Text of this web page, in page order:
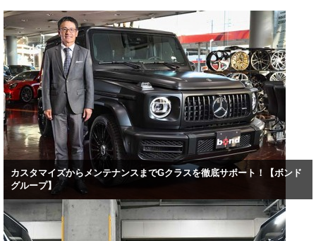
カスタマイズからメンテナンスまでGクラスを徹底サポート！【ボンド
グループ】